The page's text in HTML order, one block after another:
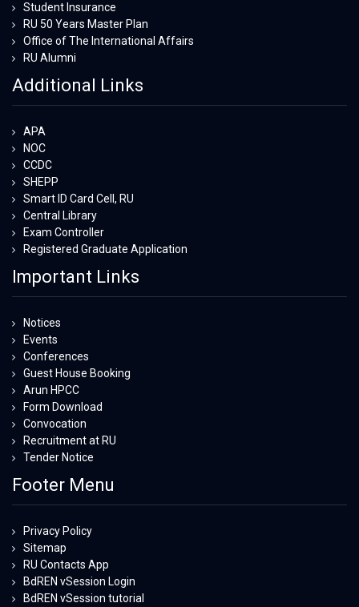
Student Insurance
RU 50 Years Master Plan
Office of The International Affairs
RU Alumni
Additional Links
APA
NOC
CCDC
SHEPP
Smart ID Card Cell, RU
Central Library
Exam Controller
Registered Graduate Application
Important Links
Notices
Events
Conferences
Guest House Booking
Arun HPCC
Form Download
Convocation
Recruitment at RU
Tender Notice
Footer Menu
Privacy Policy
Sitemap
RU Contacts App
BdREN vSession Login
BdREN vSession tutorial